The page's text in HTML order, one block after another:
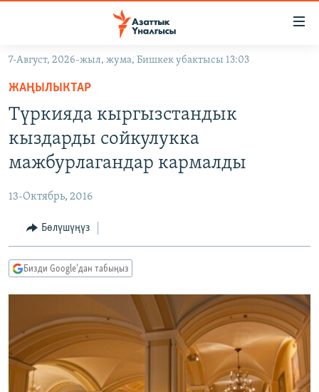
Навигацияга
өтүңүз
Издөөгө
салыңызКЫРГЫЗСТАН
САЯСАТ
МАДАНИЯТ
ДҮЙНӨ
ДҮЙНӨ
УКРАИНА
ТВ ПРОГРАММАЛАР
БҮГҮН АЗАТТЫКТА
ЭЖЕ-СИҢДИЛЕР
АЗАТТЫК+
ЫҢГАЙСЫЗ СУРООЛОР
ПОДКАСТ
Русский
ОНЛАЙН ШЕРИНЕ
7-Август, 2026-жыл, жума, Бишкек убактысы 13:03
ЖАҢЫЛЫКТАР
Түркияда кыргызстандык
кыздарды сойкулукка
мажбурлагандар кармалды
13-Октябрь, 2016
Бөлүшүңүз
Бизди Google'дан табыңыз